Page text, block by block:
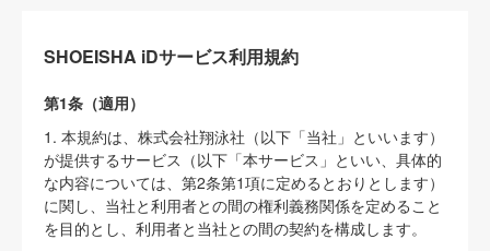
SHOEISHA iDサービス利用規約
第1条（適用）
1. 本規約は、株式会社翔泳社（以下「当社」といいます）
が提供するサービス（以下「本サービス」といい、具体的
な内容については、第2条第1項に定めるとおりとします）
に関し、当社と利用者との間の権利義務関係を定めること
を目的とし、利用者と当社との間の契約を構成します。